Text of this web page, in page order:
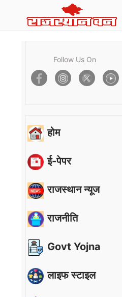
Follow Us On
होम
ई-पेपर
राजस्थान न्यूज
राजनीति
Govt Yojna
लाइफ स्टाइल